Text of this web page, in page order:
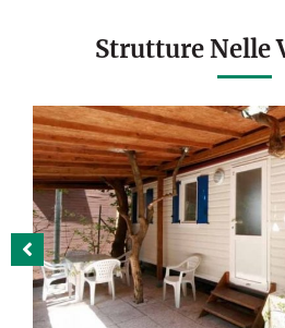
Strutture Nelle